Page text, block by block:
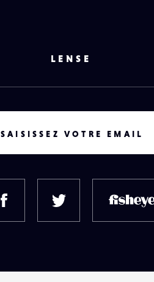
LENSE
SAISISSEZ VOTRE EMAIL
FACEBOOK TWITTER